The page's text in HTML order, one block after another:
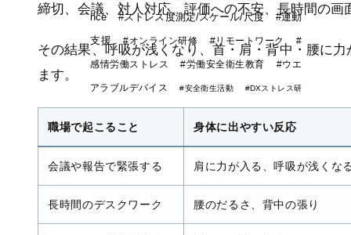
締切、会議、対人対応、評価への不安、長時間の
その結果、呼吸が浅くなり、首・肩・背中・腰に
ます。
職場で起こること 身体に出やすい反応
会議や報告で緊張する 肩に力が入る、呼吸が浅くな
長時間のデスクワーク 腰のだるさ、背中の張り
nce
#ストレス度測定/スケール/尺度
#運動
支援
#オンライン研修 #リモートワーク #
感情労働ストレス #労働安全衛生教育 #ウエ
アラブルデバイス #安全衛生活動 #DXストレス研
員 #在宅勤務 #人材育成 #運動不足解消
ラー
#生産性向上
#メンタルヘル
ス
#ストレス度測定